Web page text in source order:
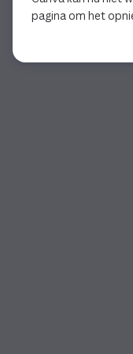
pagina om het